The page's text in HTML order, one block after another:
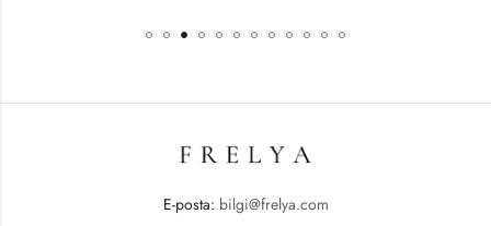
E-posta: bilgi@frelya.com